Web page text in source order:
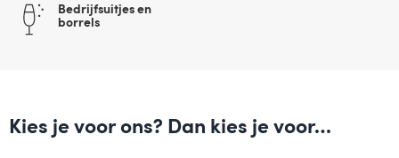
Bedrijfsuitjes en
borrels
Kies je voor ons? Dan kies je voor…